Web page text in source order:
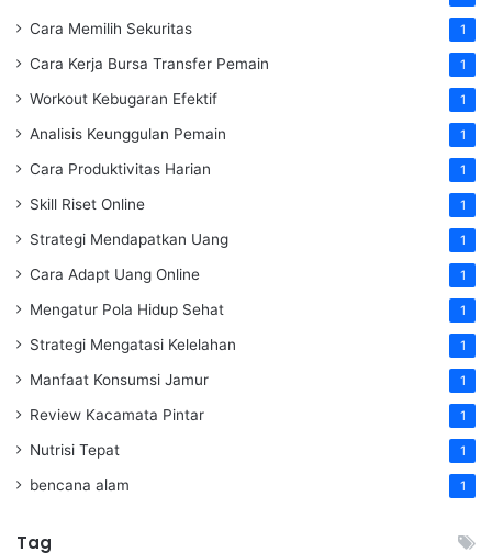
Cara Memilih Sekuritas 1
Cara Kerja Bursa Transfer Pemain 1
Workout Kebugaran Efektif 1
Analisis Keunggulan Pemain 1
Cara Produktivitas Harian 1
Skill Riset Online 1
Strategi Mendapatkan Uang 1
Cara Adapt Uang Online 1
Mengatur Pola Hidup Sehat 1
Strategi Mengatasi Kelelahan 1
Manfaat Konsumsi Jamur 1
Review Kacamata Pintar 1
Nutrisi Tepat 1
bencana alam 1
Tag